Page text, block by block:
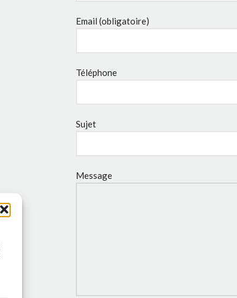
Email (obligatoire)
Téléphone
Sujet
Message